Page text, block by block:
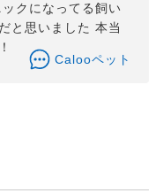
クになってる飼い
と思いました 本当
Calooペット